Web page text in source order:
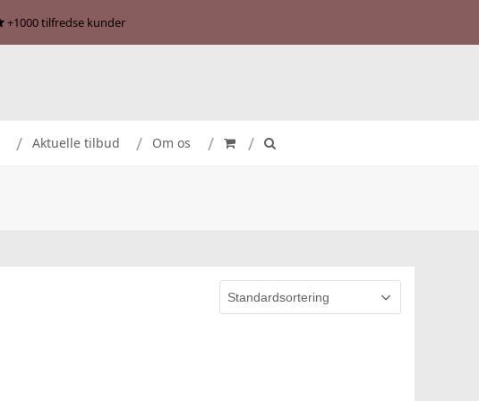
+1000 tilfredse kunder
Aktuelle tilbud Om os